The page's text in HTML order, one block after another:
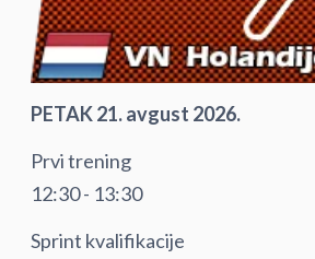
PETAK 21. avgust 2026.
Prvi trening
12:30 - 13:30
Sprint kvalifikacije